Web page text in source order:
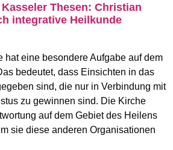
Thesen: Christian
integrative Heilkunde
hat eine besondere Aufgabe auf dem
bedeutet, dass Einsichten in das
sind, die nur in Verbindung mit
zu gewinnen sind. Die Kirche
auf dem Gebiet des Heilens
sie diese anderen Organisationen